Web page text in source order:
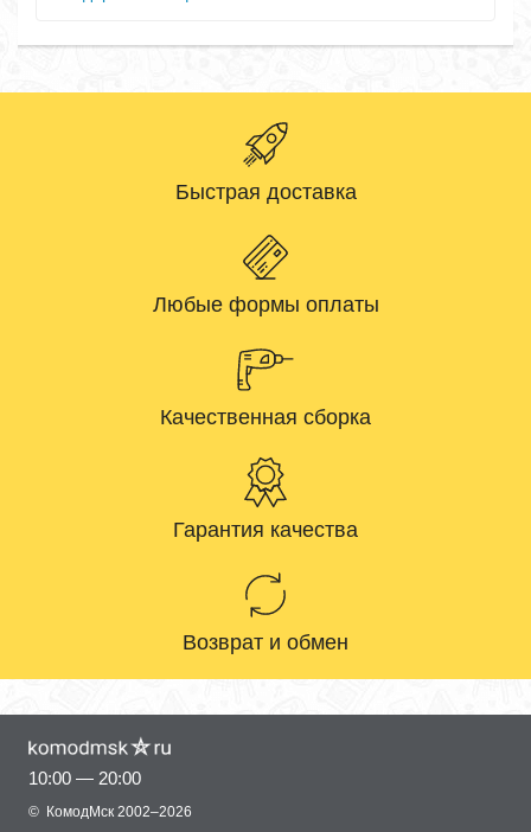
Быстрая доставка
Любые формы оплаты
Качественная сборка
Гарантия качества
Возврат и обмен
10:00 — 20:00
© КомодМск 2002–2026